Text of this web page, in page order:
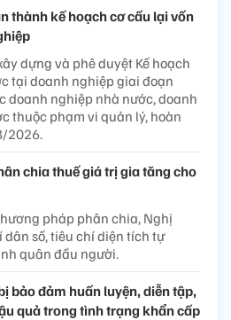
thành kế hoạch cơ cấu lại vốn
dựng và phê duyệt Kế hoạch
tại doanh nghiệp giai đoạn
doanh nghiệp nhà nước, doanh
thuộc phạm vi quản lý, hoàn
2026.
chia thuế giá trị gia tăng cho
pháp phân chia, Nghị
số, tiêu chí diện tích tự
quân đầu người.
bảo đảm huấn luyện, diễn tập,
quả trong tình trạng khẩn cấp